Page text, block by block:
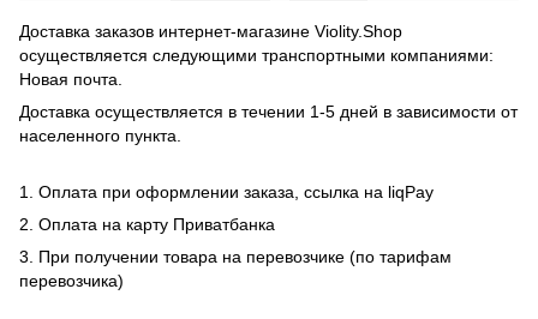
Доставка заказов интернет-магазине Violity.Shop
осуществляется следующими транспортными компаниями:
Новая почта.
Доставка осуществляется в течении 1-5 дней в зависимости от
населенного пункта.
1. Оплата при оформлении заказа, ссылка на liqPay
2. Оплата на карту Приватбанка
3. При получении товара на перевозчике (по тарифам
перевозчика)